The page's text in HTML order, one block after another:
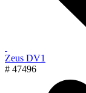
Zeus DV1
# 47496